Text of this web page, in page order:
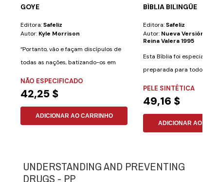
GOYE
Editora:Safeliz
Autor: Kyle Morrison
“Portanto, vão e façam discípulos de
todas as nações, batizando-os em
NÃO ESPECIFICADO
42,25 $
ADICIONAR AO CARRINHO
BÍBLIA BILINGÜE
Editora:Safeliz
Autor: Nueva Versión
Reina Valera 1995
Esta Bíblia foi
preparada para todos
desejam aprender...
PELE SINTÉTICA
49,16 $
ADICIONAR AO
UNDERSTANDING AND PREVENTING
DRUGS - PP